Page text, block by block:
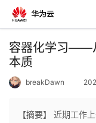
返
回
容器化学习——
本质
breakDawn
【摘要】 近期工作